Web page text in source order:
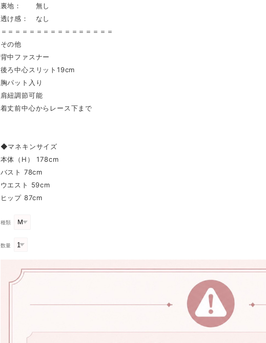
裏地： 無し
透け感： なし
＝＝＝＝＝＝＝＝＝＝＝＝＝＝＝＝
その他
背中ファスナー
後ろ中心スリット19cm
胸パット入り
肩紐調節可能
着丈前中心からレース下まで
◆マネキンサイズ
本体（H） 178cm
バスト 78cm
ウエスト 59cm
ヒップ 87cm
種類
数量